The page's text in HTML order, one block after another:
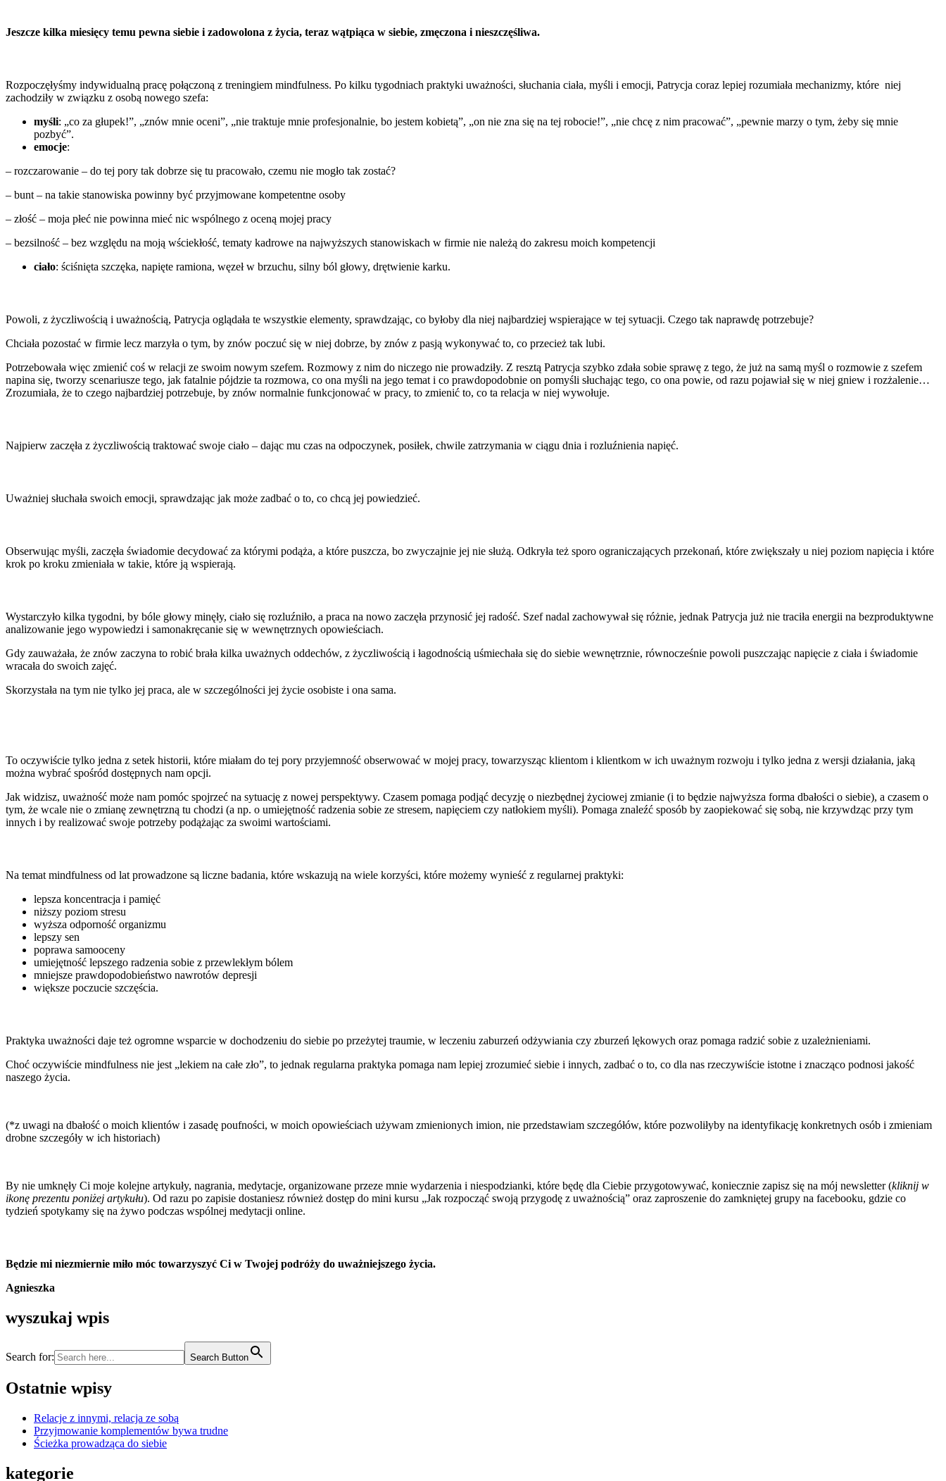
Jeszcze kilka miesięcy temu pewna siebie i zadowolona z życia, teraz wątpiąca w siebie, zmęczona i nieszczęśliwa.
Rozpoczęłyśmy indywidualną pracę połączoną z treningiem mindfulness. Po kilku tygodniach praktyki uważności, słuchania ciała, myśli i emocji, Patrycja coraz lepiej rozumiała mechanizmy, które niej
zachodziły w związku z osobą nowego szefa:
myśli: „co za głupek!”, „znów mnie oceni”, „nie traktuje mnie profesjonalnie, bo jestem kobietą”, „on nie zna się na tej robocie!”, „nie chcę z nim pracować”, „pewnie marzy o tym, żeby się mnie
pozbyć”.
emocje:
– rozczarowanie – do tej pory tak dobrze się tu pracowało, czemu nie mogło tak zostać?
– bunt – na takie stanowiska powinny być przyjmowane kompetentne osoby
– złość – moja płeć nie powinna mieć nic wspólnego z oceną mojej pracy
– bezsilność – bez względu na moją wściekłość, tematy kadrowe na najwyższych stanowiskach w firmie nie należą do zakresu moich kompetencji
ciało: ściśnięta szczęka, napięte ramiona, węzeł w brzuchu, silny ból głowy, drętwienie karku.
Powoli, z życzliwością i uważnością, Patrycja oglądała te wszystkie elementy, sprawdzając, co byłoby dla niej najbardziej wspierające w tej sytuacji. Czego tak naprawdę potrzebuje?
Chciała pozostać w firmie lecz marzyła o tym, by znów poczuć się w niej dobrze, by znów z pasją wykonywać to, co przecież tak lubi.
Potrzebowała więc zmienić coś w relacji ze swoim nowym szefem. Rozmowy z nim do niczego nie prowadziły. Z resztą Patrycja szybko zdała sobie sprawę z tego, że już na samą myśl o rozmowie z szefem
napina się, tworzy scenariusze tego, jak fatalnie pójdzie ta rozmowa, co ona myśli na jego temat i co prawdopodobnie on pomyśli słuchając tego, co ona powie, od razu pojawiał się w niej gniew i rozżalenie…
Zrozumiała, że to czego najbardziej potrzebuje, by znów normalnie funkcjonować w pracy, to zmienić to, co ta relacja w niej wywołuje.
Najpierw zaczęła z życzliwością traktować swoje ciało – dając mu czas na odpoczynek, posiłek, chwile zatrzymania w ciągu dnia i rozluźnienia napięć.
Uważniej słuchała swoich emocji, sprawdzając jak może zadbać o to, co chcą jej powiedzieć.
Obserwując myśli, zaczęła świadomie decydować za którymi podąża, a które puszcza, bo zwyczajnie jej nie służą. Odkryła też sporo ograniczających przekonań, które zwiększały u niej poziom napięcia i które
krok po kroku zmieniała w takie, które ją wspierają.
Wystarczyło kilka tygodni, by bóle głowy minęły, ciało się rozluźniło, a praca na nowo zaczęła przynosić jej radość. Szef nadal zachowywał się różnie, jednak Patrycja już nie traciła energii na bezproduktywne
analizowanie jego wypowiedzi i samonakręcanie się w wewnętrznych opowieściach.
Gdy zauważała, że znów zaczyna to robić brała kilka uważnych oddechów, z życzliwością i łagodnością uśmiechała się do siebie wewnętrznie, równocześnie powoli puszczając napięcie z ciała i świadomie
wracała do swoich zajęć.
Skorzystała na tym nie tylko jej praca, ale w szczególności jej życie osobiste i ona sama.
To oczywiście tylko jedna z setek historii, które miałam do tej pory przyjemność obserwować w mojej pracy, towarzysząc klientom i klientkom w ich uważnym rozwoju i tylko jedna z wersji działania, jaką
można wybrać spośród dostępnych nam opcji.
Jak widzisz, uważność może nam pomóc spojrzeć na sytuację z nowej perspektywy. Czasem pomaga podjąć decyzję o niezbędnej życiowej zmianie (i to będzie najwyższa forma dbałości o siebie), a czasem o
tym, że wcale nie o zmianę zewnętrzną tu chodzi (a np. o umiejętność radzenia sobie ze stresem, napięciem czy natłokiem myśli). Pomaga znaleźć sposób by zaopiekować się sobą, nie krzywdząc przy tym
innych i by realizować swoje potrzeby podążając za swoimi wartościami.
Na temat mindfulness od lat prowadzone są liczne badania, które wskazują na wiele korzyści, które możemy wynieść z regularnej praktyki:
lepsza koncentracja i pamięć
niższy poziom stresu
wyższa odporność organizmu
lepszy sen
poprawa samooceny
umiejętność lepszego radzenia sobie z przewlekłym bólem
mniejsze prawdopodobieństwo nawrotów depresji
większe poczucie szczęścia.
Praktyka uważności daje też ogromne wsparcie w dochodzeniu do siebie po przeżytej traumie, w leczeniu zaburzeń odżywiania czy zburzeń lękowych oraz pomaga radzić sobie z uzależnieniami.
Choć oczywiście mindfulness nie jest „lekiem na całe zło”, to jednak regularna praktyka pomaga nam lepiej zrozumieć siebie i innych, zadbać o to, co dla nas rzeczywiście istotne i znacząco podnosi jakość
naszego życia.
(*z uwagi na dbałość o moich klientów i zasadę poufności, w moich opowieściach używam zmienionych imion, nie przedstawiam szczegółów, które pozwoliłyby na identyfikację konkretnych osób i zmieniam
drobne szczegóły w ich historiach)
By nie umknęły Ci moje kolejne artykuły, nagrania, medytacje, organizowane przeze mnie wydarzenia i niespodzianki, które będę dla Ciebie przygotowywać, koniecznie zapisz się na mój newsletter (kliknij w
ikonę prezentu poniżej artykułu). Od razu po zapisie dostaniesz również dostęp do mini kursu „Jak rozpocząć swoją przygodę z uważnością” oraz zaproszenie do zamkniętej grupy na facebooku, gdzie co
tydzień spotykamy się na żywo podczas wspólnej medytacji online.
Będzie mi niezmiernie miło móc towarzyszyć Ci w Twojej podróży do uważniejszego życia.
Agnieszka
wyszukaj wpis
Search for: Search Button
Ostatnie wpisy
Relacje z innymi, relacja ze sobą
Przyjmowanie komplementów bywa trudne
Ścieżka prowadząca do siebie
kategorie